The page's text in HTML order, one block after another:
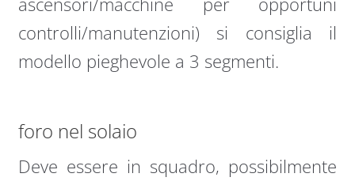
controlli/manutenzioni) si consiglia il
modello pieghevole a 3 segmenti.
foro nel solaio
Deve essere in squadro, possibilmente